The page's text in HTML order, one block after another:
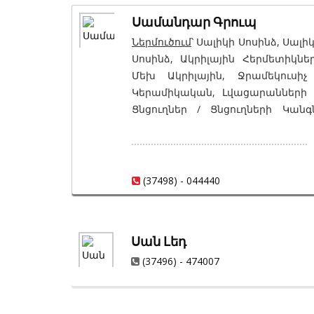
Սամանդար Գրուպ
Ներմուծում՝ Սալիկի Սոսինձ,
Սոսինձ, Ակրիլային
Մեխ Ակրիլային,
Կերամիկական, Լվացարանների
Ցնցուղներ / Ցնցուղների
Անջատիչներ / Մոնտաժային
Դեկորատիվ Սվաղներ, Ներկեր
Ծեփամածիկներ, Ներկանյութեր,
Ջրամեկուսիչ Հեղուկներ և
Նյութեր, Ձայնամեկուսիչ
(37498) - 044440
Սան Լեդ
(37496) - 474007